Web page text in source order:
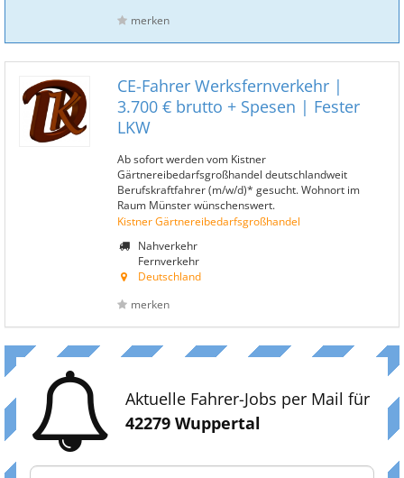
merken
CE-Fahrer Werksfernverkehr |
3.700 € brutto + Spesen | Fester
LKW
Ab sofort werden vom Kistner
Gärtnereibedarfsgroßhandel deutschlandweit
Berufskraftfahrer (m/w/d)* gesucht. Wohnort im
Raum Münster wünschenswert.
Kistner Gärtnereibedarfsgroßhandel
Nahverkehr
Fernverkehr
Deutschland
merken
Aktuelle Fahrer-Jobs per Mail für
42279 Wuppertal